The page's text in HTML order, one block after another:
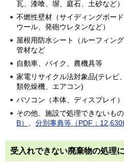
瓦、漆喰、塀、庭石、土砂など）
不燃性壁材（サイディングボー
ウール、発砲ウレタンなど）
屋根用防水シート（ルーフィン
管材など
自動車、バイク、農機具等
家電リサイクル法対象品(テレビ
類乾燥機、エアコン)
パソコン（本体、ディスプレイ）
その他、施設で処理できないも
B）
分別事典等（PDF：
受入れできない廃棄物の処理